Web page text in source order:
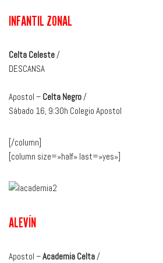
INFANTIL ZONAL
Celta Celeste/
DESCANSA
Apostol – Celta Negro/
Sábado 16, 9:30h Colegio Apostol
[/column]
[column size=»half» last=»yes»]
ALEVÍN
Apostol –Academia Celta/